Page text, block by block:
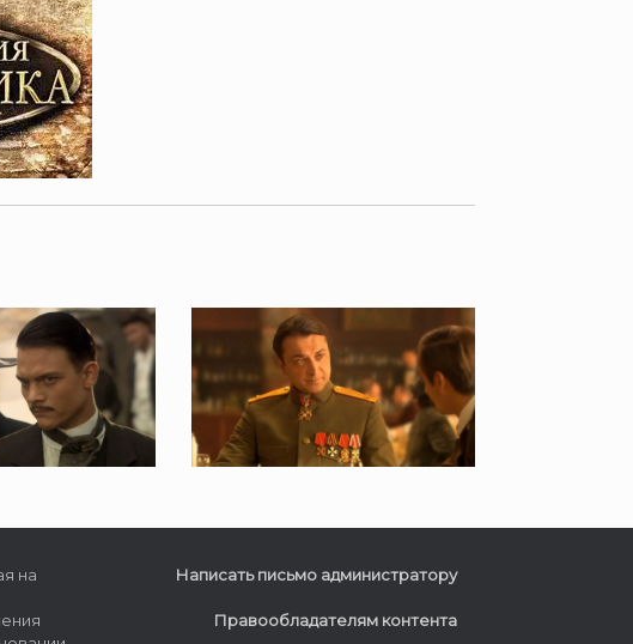
на
Написать письмо администратору
Правообладателям контента